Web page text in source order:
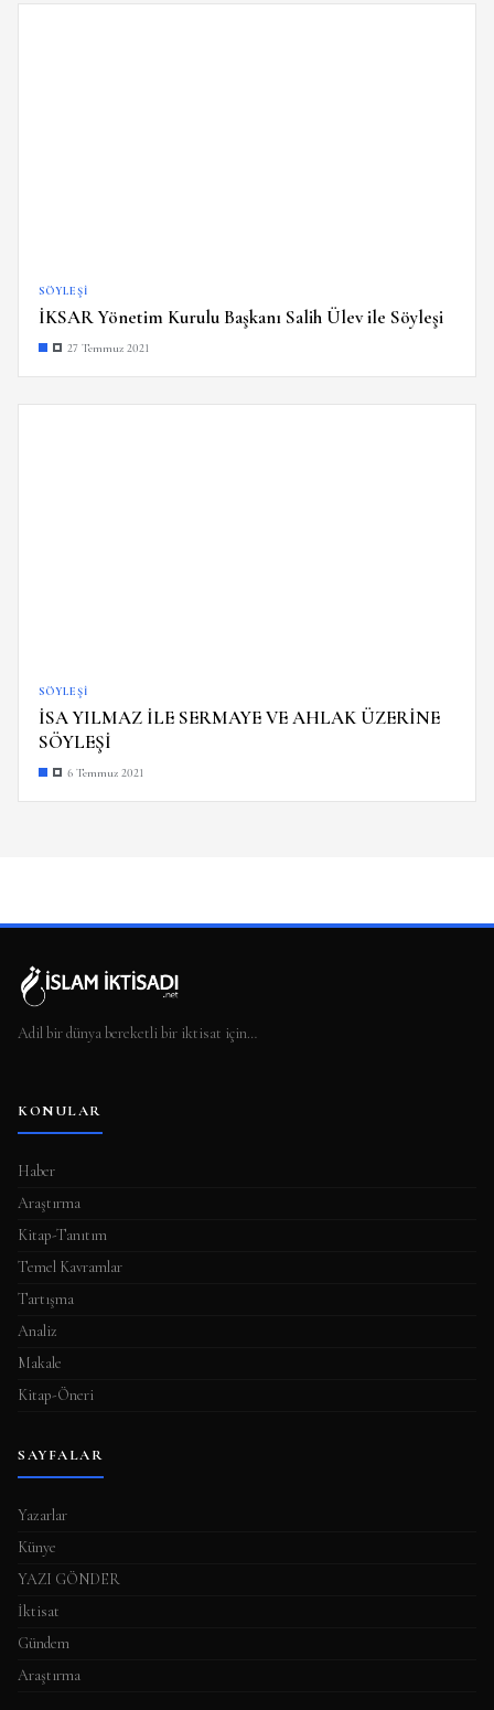
SÖYLEŞI
İKSAR Yönetim Kurulu Başkanı Salih Ülev ile Söyleşi
27 Temmuz 2021
SÖYLEŞI
İSA YILMAZ İLE SERMAYE VE AHLAK ÜZERİNE
SÖYLEŞİ
6 Temmuz 2021
Adil bir dünya bereketli bir iktisat için…
KONULAR
Haber
Araştırma
Kitap-Tanıtım
Temel Kavramlar
Tartışma
Analiz
Makale
Kitap-Öneri
SAYFALAR
Yazarlar
Künye
YAZI GÖNDER
İktisat
Gündem
Araştırma